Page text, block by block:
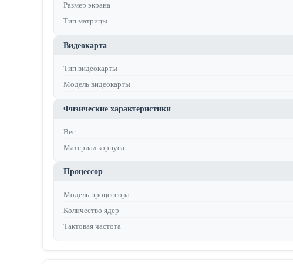
Размер экрана
Тип матрицы
Видеокарта
Тип видеокарты
Модель видеокарты
Физические характеристики
Вес
Материал корпуса
Процессор
Модель процессора
Количество ядер
Тактовая частота